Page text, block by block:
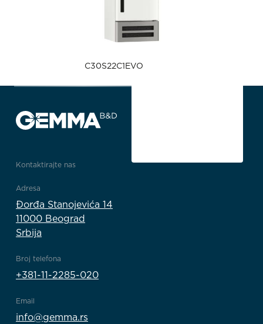
C30S22C1EVO
Kontaktirajte nas
Adresa
Đorđa Stanojevića 14
11000 Beograd
Srbija
Broj telefona
+381-11-2285-020
Email
info@gemma.rs